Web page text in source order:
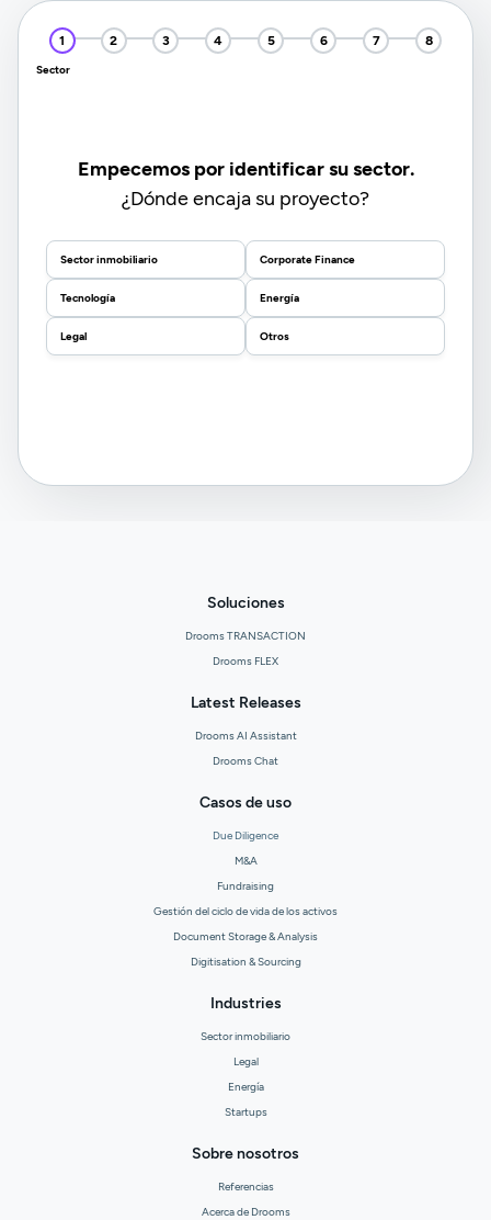
Sector
Empecemos por identificar su sector.
¿Dónde encaja su proyecto?
Sector inmobiliario Corporate Finance
Tecnología Energía
Legal Otros
Soluciones
Drooms TRANSACTION
Drooms FLEX
Latest Releases
Drooms AI Assistant
Drooms Chat
Casos de uso
Due Diligence
M&A
Fundraising
Gestión del ciclo de vida de los activos
Document Storage & Analysis
Digitisation & Sourcing
Industries
Sector inmobiliario
Legal
Energía
Startups
Sobre nosotros
Referencias
Acerca de Drooms